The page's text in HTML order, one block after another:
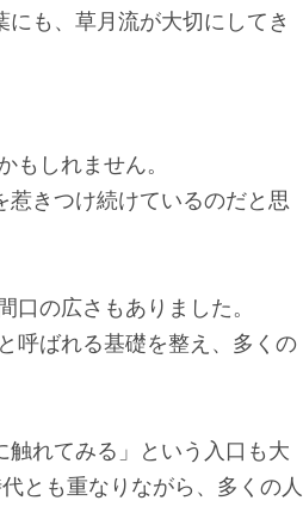
も、草月流が大切にしてき
しれません。
きつけ続けているのだと思
の広さもありました。
呼ばれる基礎を整え、多くの
触れてみる」という入口も大
とも重なりながら、多くの人